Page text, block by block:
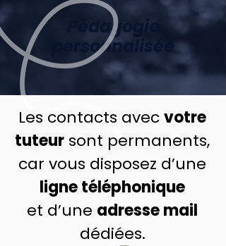
Pédagogie
personnalisée
Les contacts avecvotre
tuteur sont permanents,
car vous disposez d’une
ligne téléphonique
et d’une adresse mail
dédiées.